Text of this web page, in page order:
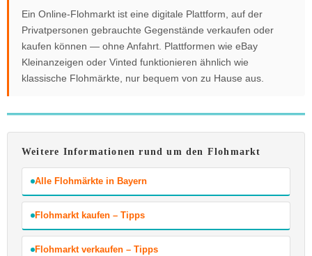
Ein Online-Flohmarkt ist eine digitale Plattform, auf der
Privatpersonen gebrauchte Gegenstände verkaufen oder
kaufen können — ohne Anfahrt. Plattformen wie eBay
Kleinanzeigen oder Vinted funktionieren ähnlich wie
klassische Flohmärkte, nur bequem von zu Hause aus.
Weitere Informationen rund um den Flohmarkt
Alle Flohmärkte in Bayern
Flohmarkt kaufen – Tipps
Flohmarkt verkaufen – Tipps